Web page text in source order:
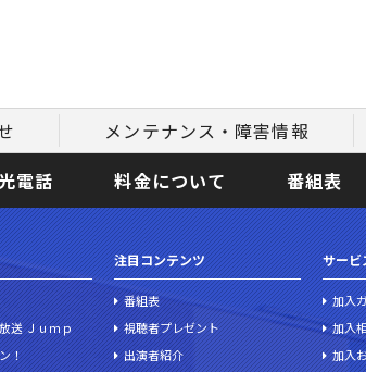
メンテナンス・障害情報
電話 料金について 番組表
送 Ｊｕｍｐ
！
注目コンテンツ
番組表
視聴者プレゼント
出演者紹介
サービ
加入
加入
加入